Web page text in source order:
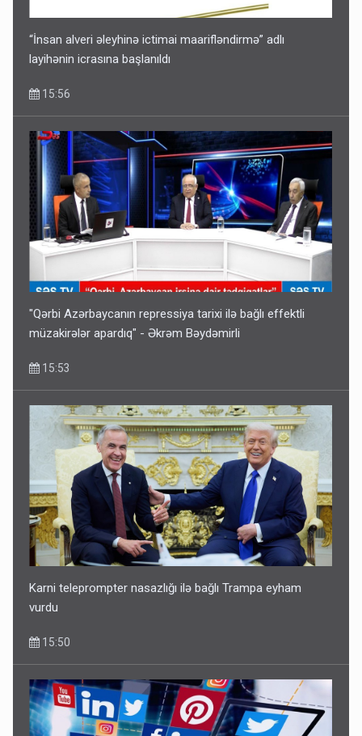
Bu ölkələrə şəxsiyyət vəsiqəsi ilə gedə biləcəksiniz -
SİYAHI
10:53
Ərdoğana sui-qəsd planının iştirakçısı detalları açıqladı
5 Avqust 16:56
“İnsan alveri əleyhinə ictimai maarifləndirmə” adlı
layihənin icrasına başlanıldı
15:56
"Qərbi Azərbaycanın repressiya tarixi ilə bağlı effektli
müzakirələr apardıq" - Əkrəm Bəydəmirli
15:53
Karni teleprompter nasazlığı ilə bağlı Trampa eyham
vurdu
15:50